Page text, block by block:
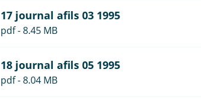
17 journal afils 03 1995
pdf - 8.45 MB
18 journal afils 05 1995
pdf - 8.04 MB